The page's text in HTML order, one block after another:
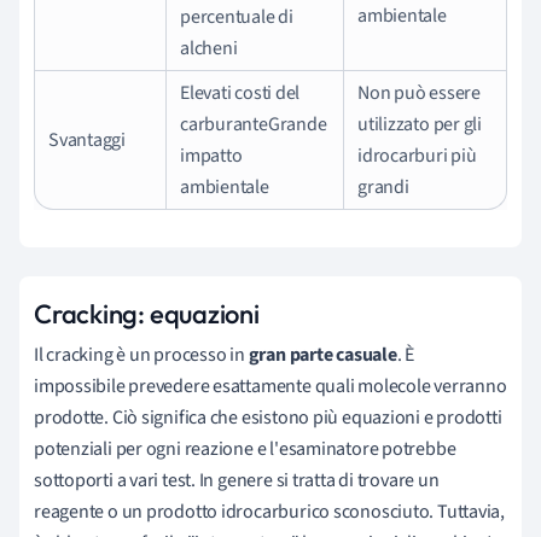
percentuale di
alcheni
ambientale
Svantaggi
Elevati costi del
carburanteGrande
impatto
ambientale
Non può essere
utilizzato per gli
idrocarburi più
grandi
Cracking: equazioni
Il cracking è un processo ingran parte casuale. È
impossibile prevedere esattamente quali molecole verranno
prodotte. Ciò significa che esistono più equazioni e prodotti
potenziali per ogni reazione e l'esaminatore potrebbe
sottoporti a vari test. In genere si tratta di trovare un
reagente o un prodotto idrocarburico sconosciuto. Tuttavia,